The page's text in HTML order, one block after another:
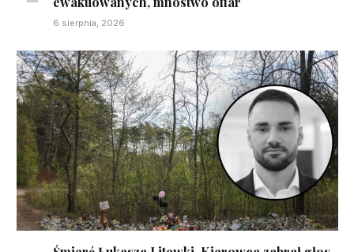
6 sierpnia, 2026